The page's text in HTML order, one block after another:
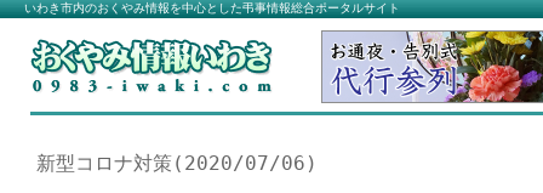
いわき市内のおくやみ情報を中心とした弔事情報総合ポータルサイト
新型コロナ対策(2020/07/06)